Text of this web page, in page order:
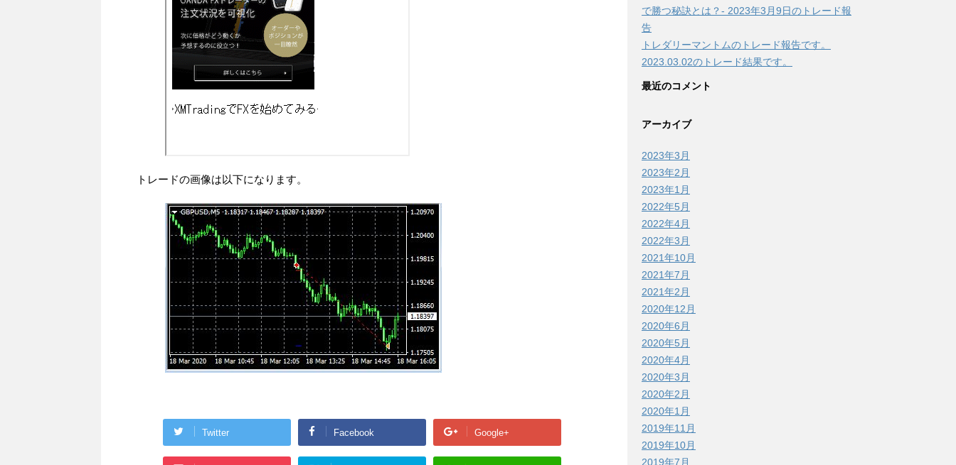
トレードの画像は以下になります。
Twitter Facebook Google+
で勝つ秘訣とは？- 2023年3月9日のトレード報
告
トレダリーマントムのトレード報告です。
2023.03.02のトレード結果です。
最近のコメント
アーカイブ
2023年3月
2023年2月
2023年1月
2022年5月
2022年4月
2022年3月
2021年10月
2021年7月
2021年2月
2020年12月
2020年6月
2020年5月
2020年4月
2020年3月
2020年2月
2020年1月
2019年11月
2019年10月
2019年7月